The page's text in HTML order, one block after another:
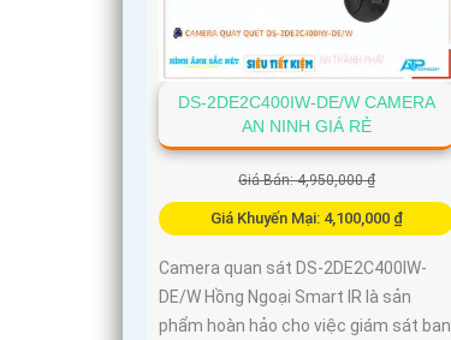
DS-2DE2C400IW-DE/W CAMERA
AN NINH GIÁ RẺ
Giá Bán: 4,950,000 ₫
Giá Khuyến Mại: 4,100,000 ₫
Camera quan sát DS-2DE2C400IW-
DE/W Hồng Ngoại Smart IR là sản
phẩm hoàn hảo cho việc giám sát ban